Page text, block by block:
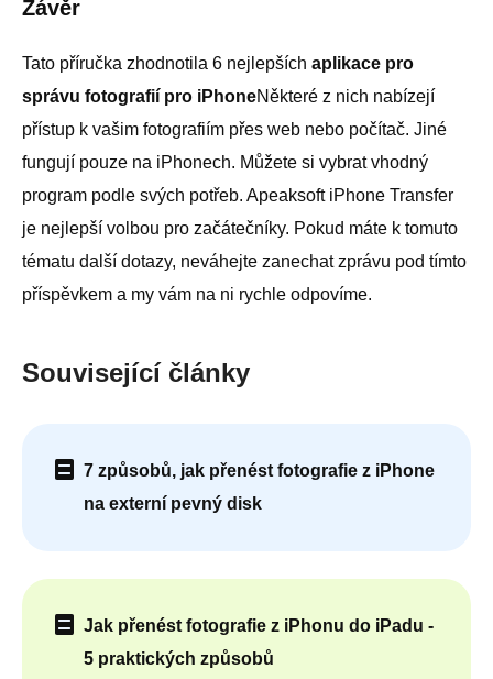
Závěr
Tato příručka zhodnotila 6 nejlepších aplikace pro
správu fotografií pro iPhoneNěkteré z nich nabízejí
přístup k vašim fotografiím přes web nebo počítač. Jiné
fungují pouze na iPhonech. Můžete si vybrat vhodný
program podle svých potřeb. Apeaksoft iPhone Transfer
je nejlepší volbou pro začátečníky. Pokud máte k tomuto
tématu další dotazy, neváhejte zanechat zprávu pod tímto
příspěvkem a my vám na ni rychle odpovíme.
Související články
7 způsobů, jak přenést fotografie z iPhone
na externí pevný disk
Jak přenést fotografie z iPhonu do iPadu -
5 praktických způsobů